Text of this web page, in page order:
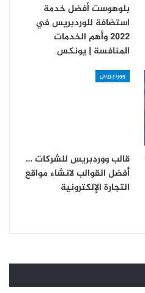
بلوهوست أفضل خدمة
استضافة للوردبريس في
2022 وأهم الخدمات
المنافسة | يونكس
ووردبريس
قالب ووردبريس للشركات …
أفضل القوالب لانشاء مواقع
التجارة الإلكترونية